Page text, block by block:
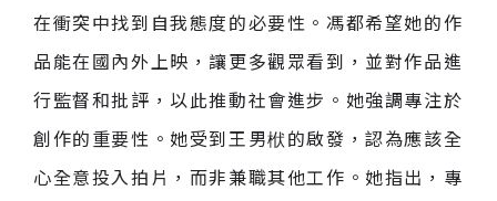
在衝突中找到自我態度的必要性。馮都希望她的作
品能在國內外上映，讓更多觀眾看到，並對作品進
行監督和批評，以此推動社會進步。她強調專注於
創作的重要性。她受到王男栿的啟發，認為應該全
心全意投入拍片，而非兼職其他工作。她指出，專